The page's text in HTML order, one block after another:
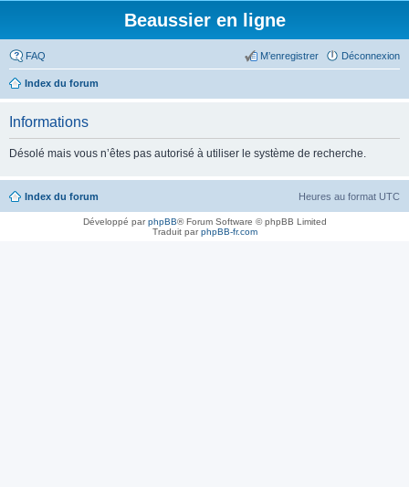
Beaussier en ligne
FAQ Déconnexion
M’enregistrer
Index du forum
Informations
Désolé mais vous n’êtes pas autorisé à utiliser le système de recherche.
Index du forum Heures au format UTC
Développé parphpBB® Forum Software © phpBB Limited
Traduit parphpBB-fr.com